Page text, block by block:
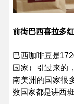
前街巴西喜拉多
巴西咖啡豆是
国家）引过来的
南美洲的国家很
数国家都是讲西